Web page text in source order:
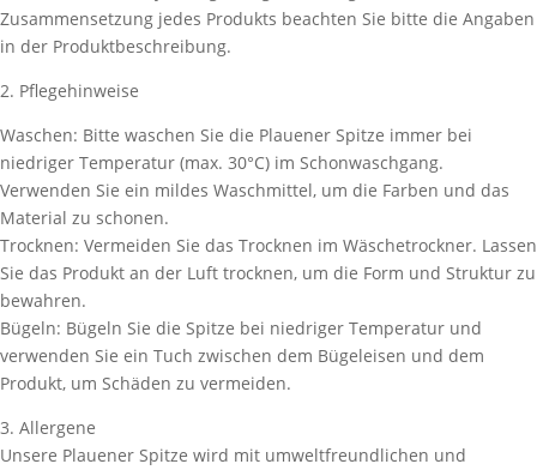
Zusammensetzung jedes Produkts beachten Sie bitte die Angaben
in der Produktbeschreibung.
2. Pflegehinweise
Waschen: Bitte waschen Sie die Plauener Spitze immer bei
niedriger Temperatur (max. 30°C) im Schonwaschgang.
Verwenden Sie ein mildes Waschmittel, um die Farben und das
Material zu schonen.
Trocknen: Vermeiden Sie das Trocknen im Wäschetrockner. Lassen
Sie das Produkt an der Luft trocknen, um die Form und Struktur zu
bewahren.
Bügeln: Bügeln Sie die Spitze bei niedriger Temperatur und
verwenden Sie ein Tuch zwischen dem Bügeleisen und dem
Produkt, um Schäden zu vermeiden.
3. Allergene
Unsere Plauener Spitze wird mit umweltfreundlichen und